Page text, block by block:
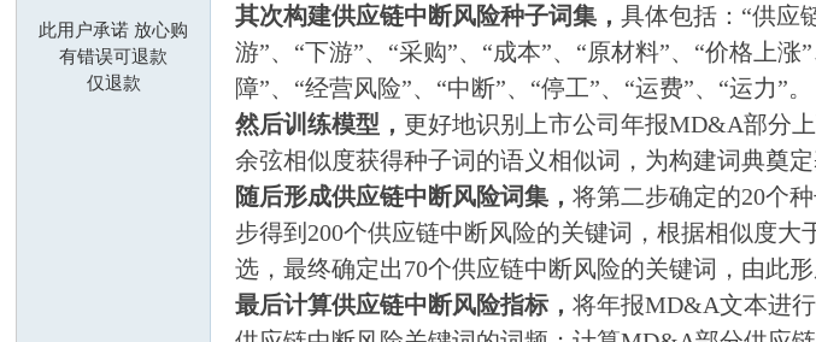
此用户承诺 放心购
有错误可退款
仅退款
其次构建供应链中断风险种子词集，具体包括：“供应
游”、“下游”、“采购”、“成本”、“原材料”、“价格上涨
障”、“经营风险”、“中断”、“停工”、“运费”、“运力”。
然后训练模型， 更好地识别上市公司年报MD&A部分
余弦相似度获得种子词的语义相似词，为构建词典奠定
随后形成供应链中断风险词集，将第二步确定的20个
步得到200个供应链中断风险的关键词，根据相似度大
选，最终确定出70个供应链中断风险的关键词，由此
最后计算供应链中断风险指标，将年报MD&A文本进